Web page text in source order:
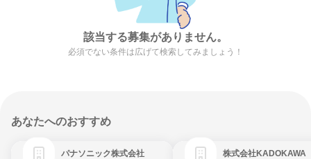
該当する募集がありません。
必須でない条件は広げて検索してみましょう！
あなたへのおすすめ
パナソニック株式会社 株式会社KADOKAWA